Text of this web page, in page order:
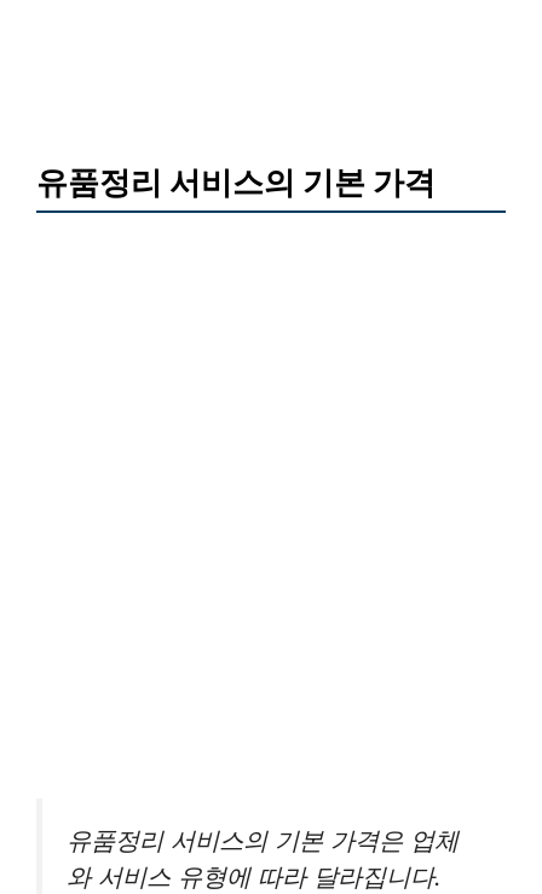
유품정리 서비스의 기본 가격
유품정리 서비스의 기본 가격은 업체
와 서비스 유형에 따라 달라집니다.